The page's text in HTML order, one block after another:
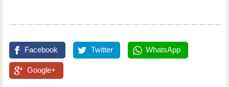
Facebook Twitter WhatsApp
Google+